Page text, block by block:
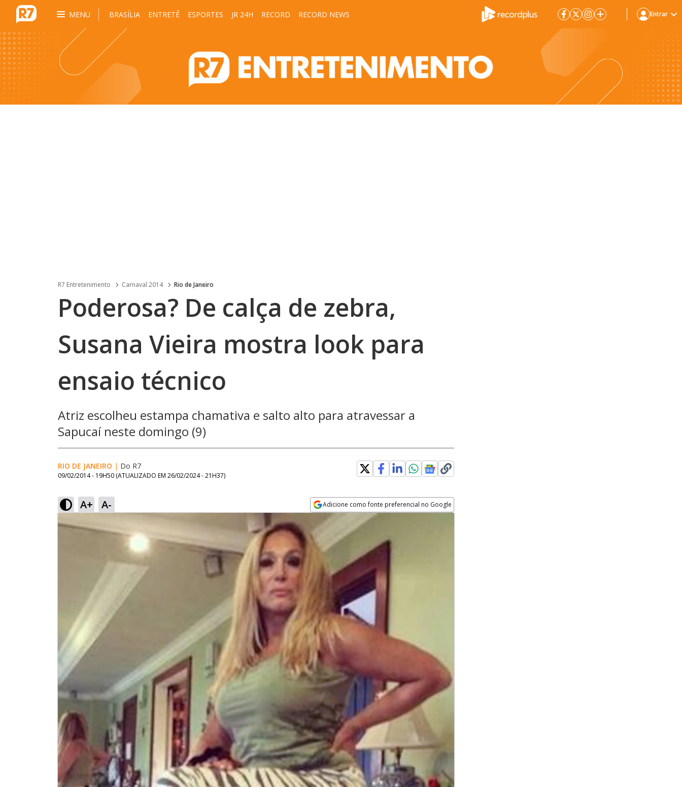
MENU BRASÍLIA ENTRETÊ ESPORTES JR 24H RECORD RECORD NEWS Entrar
R7 Entretenimento Carnaval 2014 Rio de Janeiro
Poderosa? De calça de zebra,
Susana Vieira mostra look para
ensaio técnico
Atriz escolheu estampa chamativa e salto alto para atravessar a
Sapucaí neste domingo (9)
RIO DE JANEIRO | Do R7
09/02/2014 - 19H50 (ATUALIZADO EM 26/02/2024 - 21H37)
A+ A- Adicione como fonte preferencial no Google
Opens in new window